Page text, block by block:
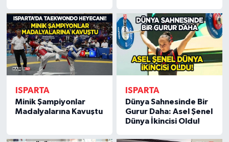
ISPARTA
Minik Şampiyonlar
Madalyalarına Kavuştu
ISPARTA
Dünya Sahnesinde Bir
Gurur Daha: Asel Şenel
Dünya İkincisi Oldu!
Teknoloji
Türkiye
Yerel
İletişim